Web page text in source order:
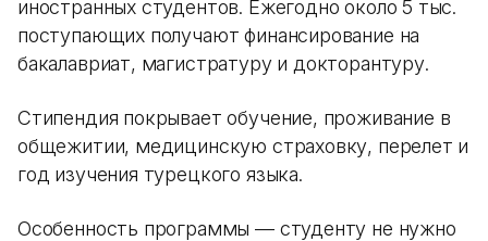
иностранных студентов. Ежегодно около 5 тыс.
поступающих получают финансирование на
бакалавриат, магистратуру и докторантуру.
Стипендия покрывает обучение, проживание в
общежитии, медицинскую страховку, перелет и
год изучения турецкого языка.
Особенность программы — студенту не нужно